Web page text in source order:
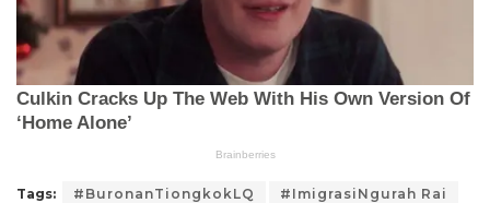
Tags: #BuronanTiongkokLQ
#ImigrasiNgurah Rai